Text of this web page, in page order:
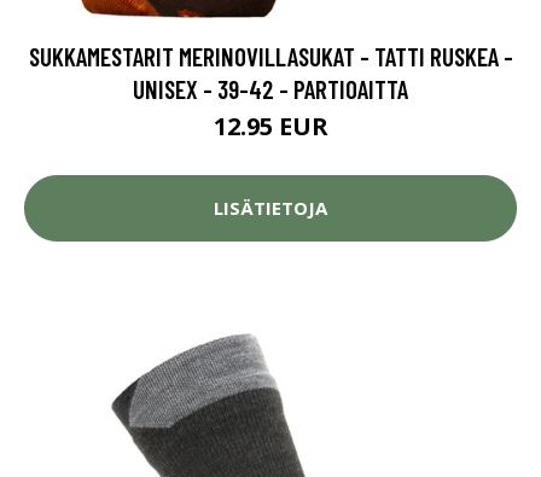
SUKKAMESTARIT MERINOVILLASUKAT - TATTI RUSKEA -
UNISEX - 39-42 - PARTIOAITTA
12.95 EUR
LISÄTIETOJA